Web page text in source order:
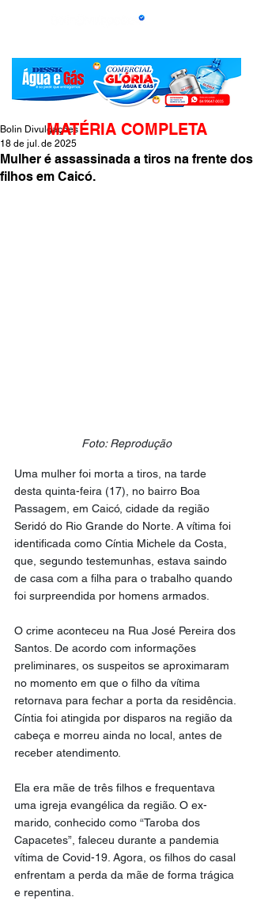
Mulher é assassinada a tiros na frente dos
filhos em Caicó.
Bolin Divulgações
18 de jul. de 2025
Foto: Reprodução
Uma mulher foi morta a tiros, na tarde
desta quinta-feira (17), no bairro Boa
Passagem, em Caicó, cidade da região
Seridó do Rio Grande do Norte. A vítima foi
identificada como Cíntia Michele da Costa,
que, segundo testemunhas, estava saindo
de casa com a filha para o trabalho quando
foi surpreendida por homens armados.
O crime aconteceu na Rua José Pereira dos
Santos. De acordo com informações
preliminares, os suspeitos se aproximaram
no momento em que o filho da vítima
retornava para fechar a porta da residência.
Cíntia foi atingida por disparos na região da
cabeça e morreu ainda no local, antes de
receber atendimento.
Ela era mãe de três filhos e frequentava
uma igreja evangélica da região. O ex-
marido, conhecido como “Taroba dos
Capacetes”, faleceu durante a pandemia
vítima de Covid-19. Agora, os filhos do casal
enfrentam a perda da mãe de forma trágica
e repentina.
MATÉRIA COMPLETA